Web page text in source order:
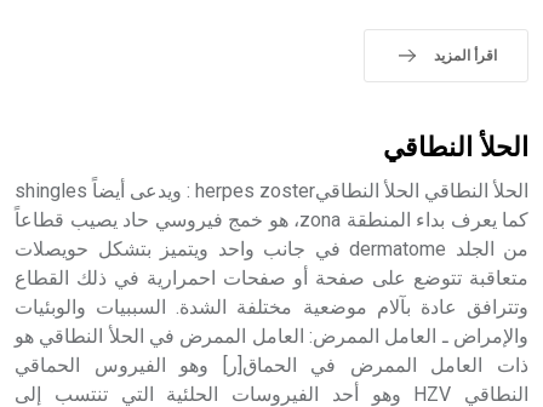
اقرأ المزيد
الحلأ النطاقي
الحلأ النطاقي الحلأ النطاقيherpes zoster : ويدعى أيضاً shingles
كما يعرف بداء المنطقة zona، هو خمج فيروسي حاد يصيب قطاعاً
من الجلد dermatome في جانب واحد ويتميز بتشكل حويصلات
متعاقبة تتوضع على صفحة أو صفحات احمرارية في ذلك القطاع
وتترافق عادة بآلام موضعية مختلفة الشدة. السببيات والوبئيات
والإمراض ـ العامل الممرض: العامل الممرض في الحلأ النطاقي هو
ذات العامل الممرض في الحماق[ر] وهو الفيروس الحماقي
النطاقي HZV وهو أحد الفيروسات الحلئية التي تنتسب إلى